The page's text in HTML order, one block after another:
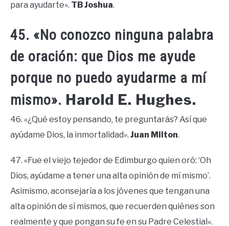
para ayudarte». TB Joshua.
45. «No conozco ninguna palabra
de oración: que Dios me ayude
porque no puedo ayudarme a mí
mismo». Harold E. Hughes.
46. «¿Qué estoy pensando, te preguntarás? Así que
ayúdame Dios, la inmortalidad». Juan Milton.
47. «Fue el viejo tejedor de Edimburgo quien oró: ‘Oh
Dios, ayúdame a tener una alta opinión de mí mismo’.
Asimismo, aconsejaría a los jóvenes que tengan una
alta opinión de sí mismos, que recuerden quiénes son
realmente y que pongan su fe en su Padre Celestial».